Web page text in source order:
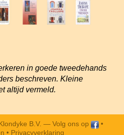
in goede tweedehands
beschreven. Kleine
altijd vermeld.
B.V. — Volg ons op
•
• Privacyverklaring